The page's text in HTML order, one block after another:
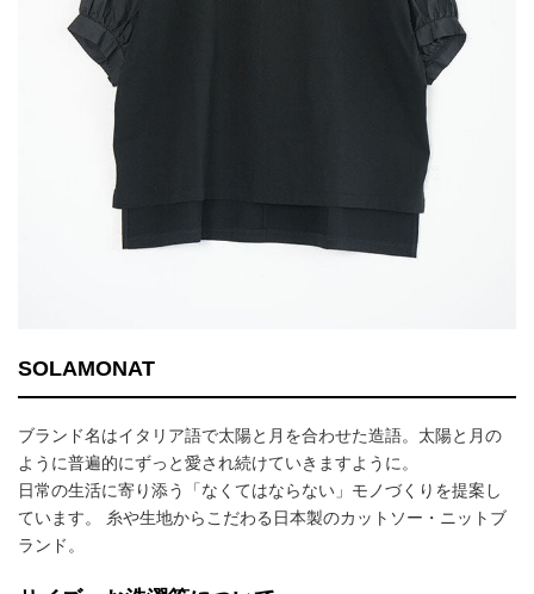
SOLAMONAT
ブランド名はイタリア語で太陽と月を合わせた造語。太陽と月の
ように普遍的にずっと愛され続けていきますように。
日常の生活に寄り添う「なくてはならない」モノづくりを提案し
ています。 糸や生地からこだわる日本製のカットソー・ニットブ
ランド。